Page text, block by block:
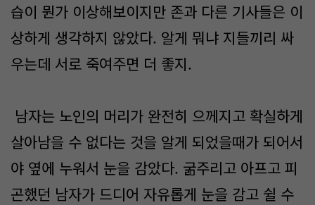
습이 뭔가 이상해보이지만 존과 다른 기사들은 이
상하게 생각하지 않았다. 알게 뭐냐 지들끼리 싸
우는데 서로 죽여주면 더 좋지.
남자는 노인의 머리가 완전히 으께지고 확실하게
살아남을 수 없다는 것을 알게 되었을때가 되어서
야 옆에 누워서 눈을 감았다. 굶주리고 아프고 피
곤했던 남자가 드디어 자유롭게 눈을 감고 쉴 수